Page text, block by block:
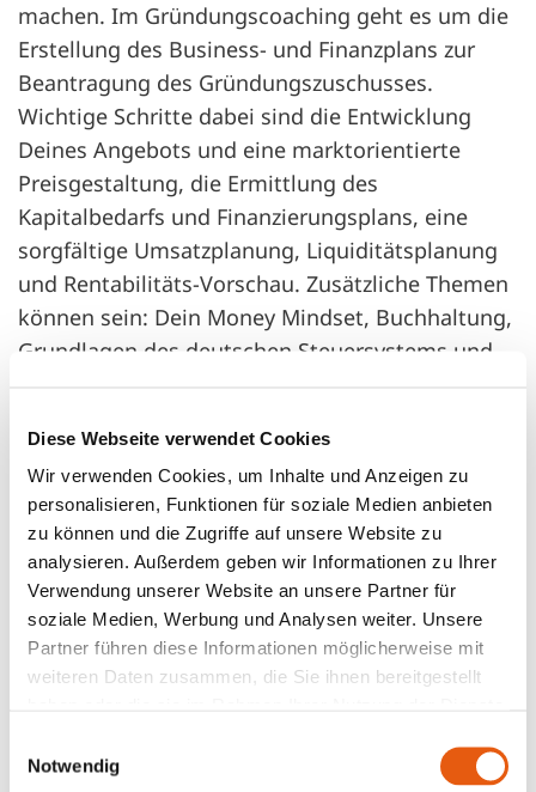
Diese Webseite verwendet Cookies
Wir verwenden Cookies, um Inhalte und Anzeigen zu
personalisieren, Funktionen für soziale Medien anbieten
zu können und die Zugriffe auf unsere Website zu
analysieren. Außerdem geben wir Informationen zu Ihrer
Verwendung unserer Website an unsere Partner für
soziale Medien, Werbung und Analysen weiter. Unsere
Partner führen diese Informationen möglicherweise mit
weiteren Daten zusammen, die Sie ihnen bereitgestellt
Notwendig
machen. Im Gründungscoaching geht es um die
Erstellung des Business- und Finanzplans zur
Beantragung des Gründungszuschusses.
Wichtige Schritte dabei sind die Entwicklung
Deines Angebots und eine marktorientierte
Preisgestaltung, die Ermittlung des
Kapitalbedarfs und Finanzierungsplans, eine
sorgfältige Umsatzplanung, Liquiditätsplanung
und Rentabilitäts-Vorschau. Zusätzliche Themen
können sein: Dein Money Mindset, Buchhaltung,
Grundlagen des deutschen Steuersystems und
Welche Methoden haben sich in
Deiner Coachingpraxis bewährt?
Im Gründungscoaching setze ich auf die Balance
zwischen strukturiertem Vorgehen und Deinem
individuellen Prozess. Dabei lege ich besonderes
Augenmerk auf die Förderung Deiner
lösungsorientiertem Denken. Humor ist dabei
ein ganz wichtiger Faktor, denn auch wenn es im